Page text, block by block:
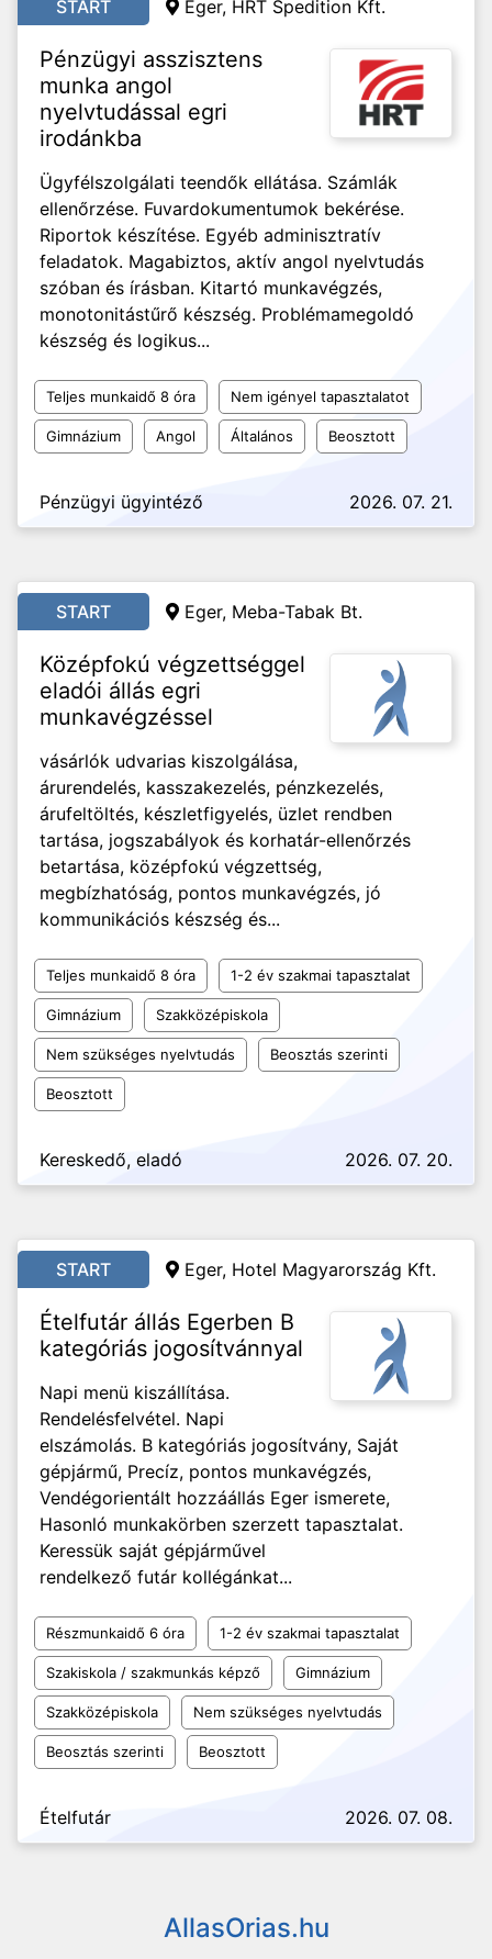
START Eger, HRT Spedition Kft.
Pénzügyi asszisztens
munka angol
nyelvtudással egri
irodánkba
Ügyfélszolgálati teendők ellátása. Számlák
ellenőrzése. Fuvardokumentumok bekérése.
Riportok készítése. Egyéb adminisztratív
feladatok. Magabiztos, aktív angol nyelvtudás
szóban és írásban. Kitartó munkavégzés,
monotonitástűrő készség. Problémamegoldó
készség és logikus...
Teljes munkaidő 8 óra Nem igényel tapasztalatot
Gimnázium Angol Általános Beosztott
Pénzügyi ügyintéző 2026. 07. 21.
START Eger, Meba-Tabak Bt.
Középfokú végzettséggel
eladói állás egri
munkavégzéssel
vásárlók udvarias kiszolgálása,
árurendelés, kasszakezelés, pénzkezelés,
árufeltöltés, készletfigyelés, üzlet rendben
tartása, jogszabályok és korhatár-ellenőrzés
betartása, középfokú végzettség,
megbízhatóság, pontos munkavégzés, jó
kommunikációs készség és...
Teljes munkaidő 8 óra 1-2 év szakmai tapasztalat
Gimnázium Szakközépiskola
Nem szükséges nyelvtudás Beosztás szerinti
Beosztott
Kereskedő, eladó 2026. 07. 20.
START Eger, Hotel Magyarország Kft.
Ételfutár állás Egerben B
kategóriás jogosítvánnyal
Napi menü kiszállítása.
Rendelésfelvétel. Napi
elszámolás. B kategóriás jogosítvány, Saját
gépjármű, Precíz, pontos munkavégzés,
Vendégorientált hozzáállás Eger ismerete,
Hasonló munkakörben szerzett tapasztalat.
Keressük saját gépjárművel
rendelkező futár kollégánkat...
Részmunkaidő 6 óra 1-2 év szakmai tapasztalat
Szakiskola / szakmunkás képző Gimnázium
Szakközépiskola Nem szükséges nyelvtudás
Beosztás szerinti Beosztott
Ételfutár 2026. 07. 08.
AllasOrias.hu